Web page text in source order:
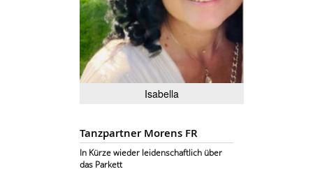
Isabella
Tanzpartner Morens FR
In Kürze wieder leidenschaftlich über
das Parkett